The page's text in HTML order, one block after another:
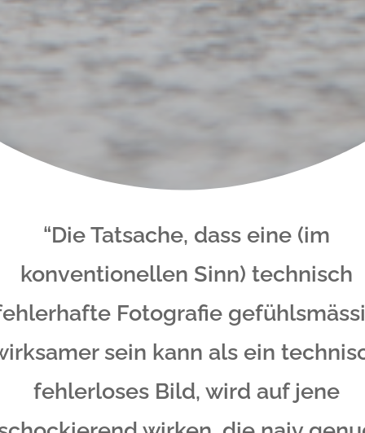
“Die Tatsache, dass eine (im
konventionellen Sinn) technisch
Fotografie
sein kann als ein
fehlerloses Bild, wird auf jene